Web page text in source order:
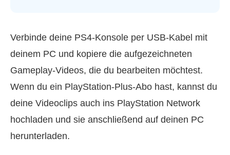
Verbinde deine PS4‑Konsole per USB‑Kabel mit
deinem PC und kopiere die aufgezeichneten
Gameplay‑Videos, die du bearbeiten möchtest.
Wenn du ein PlayStation‑Plus‑Abo hast, kannst du
deine Videoclips auch ins PlayStation Network
hochladen und sie anschließend auf deinen PC
herunterladen.